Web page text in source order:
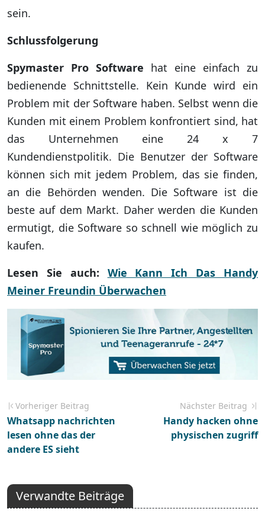
sein.
Schlussfolgerung
Spymaster Pro Software hat eine einfach zu
bedienende Schnittstelle. Kein Kunde wird ein
Problem mit der Software haben. Selbst wenn die
Kunden mit einem Problem konfrontiert sind, hat
das Unternehmen eine 24 x 7
Kundendienstpolitik. Die Benutzer der Software
können sich mit jedem Problem, das sie finden,
an die Behörden wenden. Die Software ist die
beste auf dem Markt. Daher werden die Kunden
ermutigt, die Software so schnell wie möglich zu
kaufen.
Lesen Sie auch: Wie Kann Ich Das Handy
Meiner Freundin Überwachen
Vorheriger Beitrag
Whatsapp nachrichten
lesen ohne das der
andere ES sieht
Nächster Beitrag
Handy hacken ohne
physischen zugriff
Verwandte Beiträge